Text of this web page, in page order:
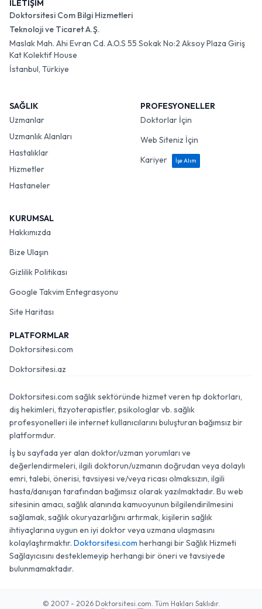
İLETİŞİM
Doktorsitesi Com Bilgi Hizmetleri
Teknoloji ve Ticaret A.Ş.
Maslak Mah. Ahi Evran Cd. A.O.S 55 Sokak No:2 Aksoy Plaza Giriş
Kat Kolektif House
İstanbul, Türkiye
SAĞLIK
Uzmanlar
Uzmanlık Alanları
Hastalıklar
Hizmetler
Hastaneler
PROFESYONELLER
Doktorlar İçin
Web Siteniz İçin
Kariyer
İşe Alım
KURUMSAL
Hakkımızda
Bize Ulaşın
Gizlilik Politikası
Google Takvim Entegrasyonu
Site Haritası
PLATFORMLAR
Doktorsitesi.com
Doktorsitesi.az
Doktorsitesi.com sağlık sektöründe hizmet veren tıp doktorları,
diş hekimleri, fizyoterapistler, psikologlar vb. sağlık
profesyonelleri ile internet kullanıcılarını buluşturan bağımsız bir
platformdur.
İş bu sayfada yer alan doktor/uzman yorumları ve
değerlendirmeleri, ilgili doktorun/uzmanın doğrudan veya dolaylı
emri, talebi, önerisi, tavsiyesi ve/veya ricası olmaksızın, ilgili
hasta/danışan tarafından bağımsız olarak yazılmaktadır. Bu web
sitesinin amacı, sağlık alanında kamuoyunun bilgilendirilmesini
sağlamak, sağlık okuryazarlığını artırmak, kişilerin sağlık
ihtiyaçlarına uygun en iyi doktor veya uzmana ulaşmasını
kolaylaştırmaktır. Doktorsitesi.com herhangi bir Sağlık Hizmeti
Sağlayıcısını desteklemeyip herhangi bir öneri ve tavsiyede
bulunmamaktadır.
© 2007 - 2026 Doktorsitesi.com. Tüm Hakları Saklıdır.